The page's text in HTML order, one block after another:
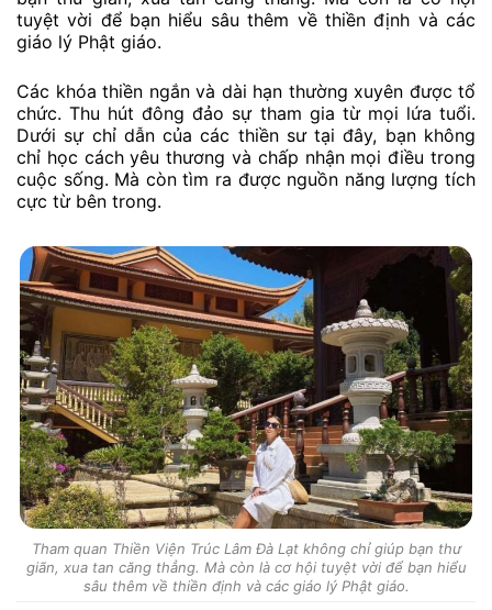
tuyệt vời để bạn hiểu sâu thêm về thiền định và các
giáo lý Phật giáo.
Các khóa thiền ngắn và dài hạn thường xuyên được tổ
chức. Thu hút đông đảo sự tham gia từ mọi lứa tuổi.
Dưới sự chỉ dẫn của các thiền sư tại đây, bạn không
chỉ học cách yêu thương và chấp nhận mọi điều trong
cuộc sống. Mà còn tìm ra được nguồn năng lượng tích
cực từ bên trong.
Tham quan Thiền Viện Trúc Lâm Đà Lạt không chỉ giúp bạn thư
giãn, xua tan căng thẳng. Mà còn là cơ hội tuyệt vời để bạn hiểu
sâu thêm về thiền định và các giáo lý Phật giáo.